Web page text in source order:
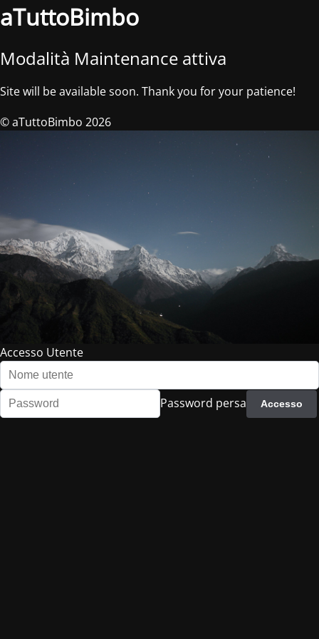
aTuttoBimbo
Modalità Maintenance attiva
Site will be available soon. Thank you for your patience!
© aTuttoBimbo 2026
Accesso Utente
Password persa